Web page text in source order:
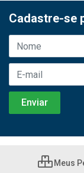
Cadastre-se
Meus